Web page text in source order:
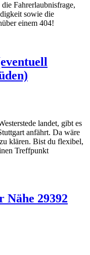
Fahrerlaubnisfrage,
sowie die
einem 404!
landet, gibt es
anfährt. Da wäre
klären. Bist du flexibel,
Treffpunkt
Nähe 29392